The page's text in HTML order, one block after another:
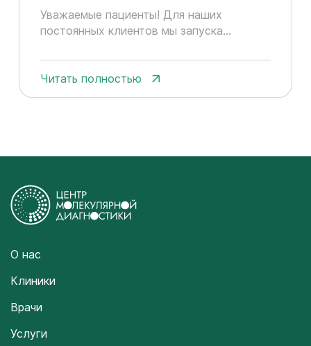
Уважаемые пациенты! Для наших
постоянных клиентов мы запуска...
Читать полностью
О нас
Клиники
Врачи
Услуги